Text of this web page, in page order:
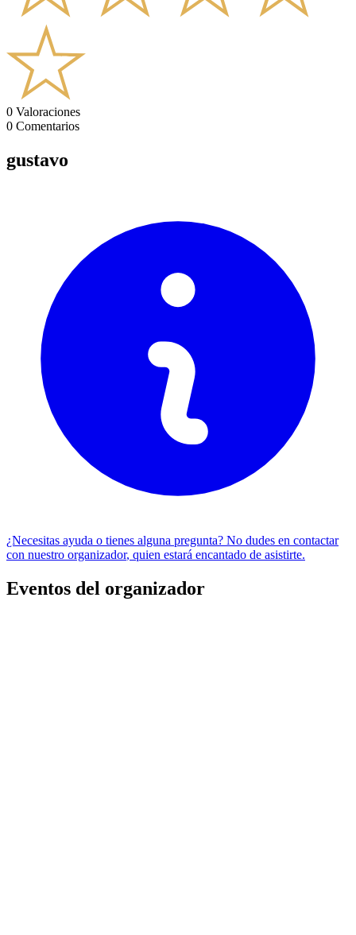
0 Valoraciones
0 Comentarios
gustavo
¿Necesitas ayuda o tienes alguna pregunta? No dudes en contactar
con nuestro organizador, quien estará encantado de asistirte.
Eventos del organizador